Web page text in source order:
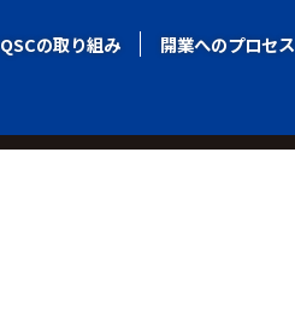
QSCの取り組み 開業へのプロセス
QSCの取り組み 開業へのプロセス